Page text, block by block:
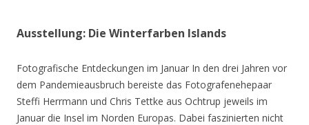
Ausstellung: Die Winterfarben Islands
Fotografische Entdeckungen im Januar In den drei Jahren vor
dem Pandemieausbruch bereiste das Fotografenehepaar
Steffi Herrmann und Chris Tettke aus Ochtrup jeweils im
Januar die Insel im Norden Europas. Dabei faszinierten nicht